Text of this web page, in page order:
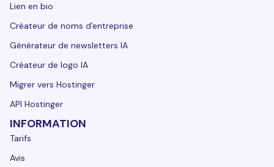
Lien en bio
Créateur de noms d'entreprise
Générateur de newsletters IA
Créateur de logo IA
Migrer vers Hostinger
API Hostinger
INFORMATION
Tarifs
Avis